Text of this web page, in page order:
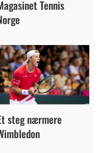
Tennis
steg nærmere